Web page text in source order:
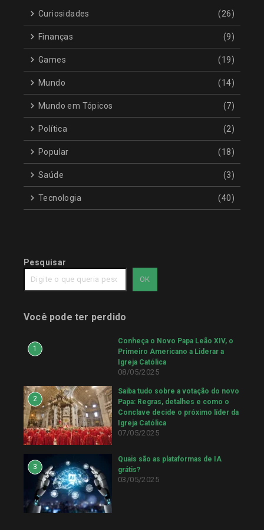
Curiosidades (26)
Finanças (9)
Games (19)
Mundo (14)
Mundo em Tópicos (7)
Política (2)
Popular (18)
Saúde (3)
Tecnologia (40)
Pesquisar
OK
Você pode ter perdido
1
Conheça o Novo Papa Leão XIV, o
Primeiro Americano a Liderar a
Igreja Católica
08/05/2025
2
Saiba tudo sobre a votação do novo
Papa: Regras, detalhes e como o
Conclave decide o próximo líder da
Igreja Católica
07/05/2025
3
Quais são as plataformas de IA
grátis?
03/05/2025